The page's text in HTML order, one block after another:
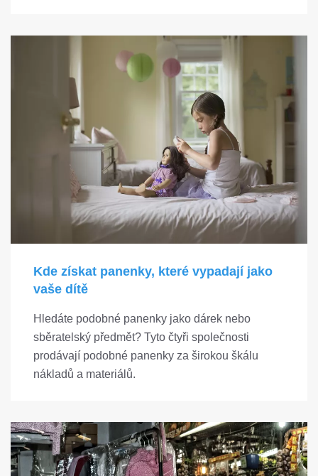
Kde získat panenky, které vypadají jako
vaše dítě
Hledáte podobné panenky jako dárek nebo
sběratelský předmět? Tyto čtyři společnosti
prodávají podobné panenky za širokou škálu
nákladů a materiálů.